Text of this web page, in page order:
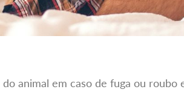
animal em caso de fuga ou roubo